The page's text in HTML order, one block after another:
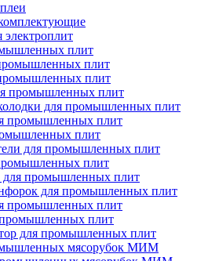
плит
плит
плит
промышленных плит
для промышленных плит
промышленных плит
плит
для промышленных плит
плит
для промышленных плит
для промышленных плит
промышленных плит
плит
для промышленных плит
мясорубок МИМ